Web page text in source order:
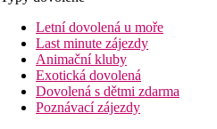
Letní dovolená u moře
Last minute zájezdy
Animační kluby
Exotická dovolená
Dovolená s dětmi zdarma
Poznávací zájezdy